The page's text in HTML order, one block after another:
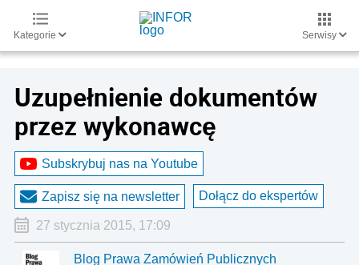
Kategorie Serwisy
Uzupełnienie dokumentów
przez wykonawcę
Subskrybuj nas na Youtube
Zapisz się na newsletter Dołącz do ekspertów
27 stycznia 2015, 17:09
Blog Prawa Zamówień Publicznych